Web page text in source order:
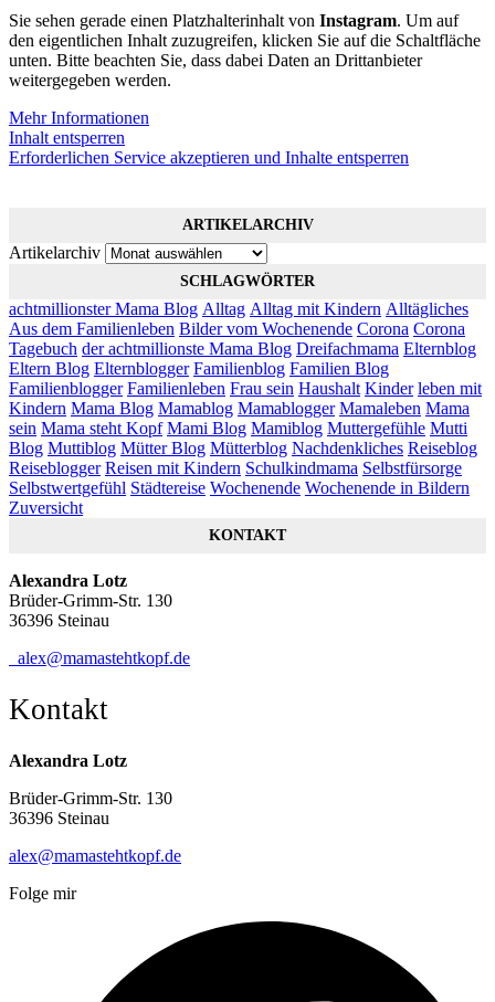
Sie sehen gerade einen Platzhalterinhalt von Instagram. Um auf
den eigentlichen Inhalt zuzugreifen, klicken Sie auf die Schaltfläche
unten. Bitte beachten Sie, dass dabei Daten an Drittanbieter
weitergegeben werden.
Mehr Informationen
Inhalt entsperren
Erforderlichen Service akzeptieren und Inhalte entsperren
ARTIKELARCHIV
Artikelarchiv
SCHLAGWÖRTER
achtmillionster Mama Blog Alltag Alltag mit Kindern Alltägliches
Aus dem Familienleben Bilder vom Wochenende Corona Corona
Tagebuch der achtmillionste Mama Blog Dreifachmama Elternblog
Eltern Blog Elternblogger Familienblog Familien Blog
Familienblogger Familienleben Frau sein Haushalt Kinder leben mit
Kindern Mama Blog Mamablog Mamablogger Mamaleben Mama
sein Mama steht Kopf Mami Blog Mamiblog Muttergefühle Mutti
Blog Muttiblog Mütter Blog Mütterblog Nachdenkliches Reiseblog
Reiseblogger Reisen mit Kindern Schulkindmama Selbstfürsorge
Selbstwertgefühl Städtereise Wochenende Wochenende in Bildern
Zuversicht
KONTAKT
Alexandra Lotz
Brüder-Grimm-Str. 130
36396 Steinau
alex@mamastehtkopf.de
Kontakt
Alexandra Lotz
Brüder-Grimm-Str. 130
36396 Steinau
alex@mamastehtkopf.de
Folge mir